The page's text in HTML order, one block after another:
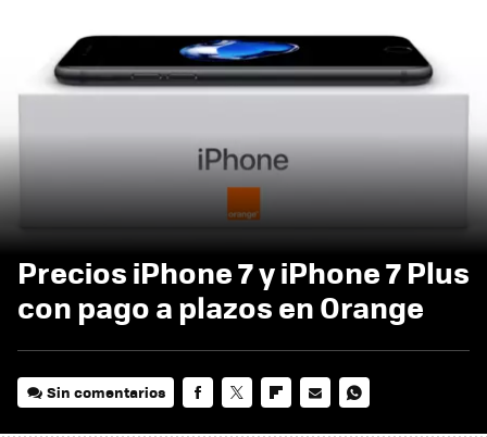
Precios iPhone 7 y iPhone 7 Plus
con pago a plazos en Orange
Sin comentarios